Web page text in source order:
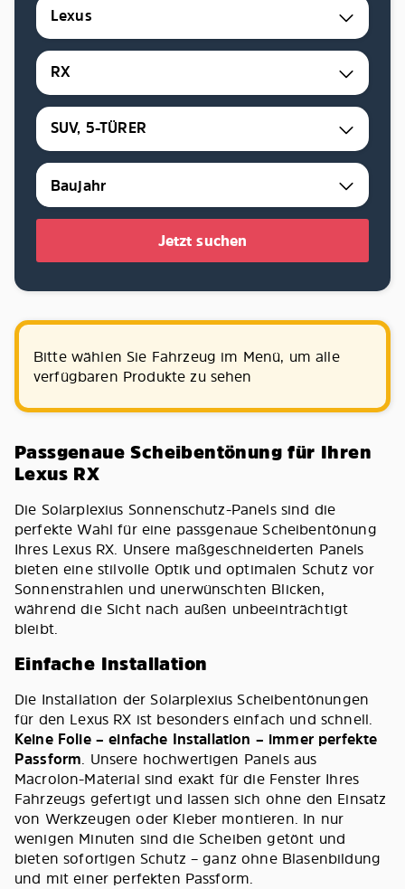
Lexus
RX
SUV, 5-TÜRER
Jetzt suchen
Bitte wählen Sie Fahrzeug im Menü, um alle
verfügbaren Produkte zu sehen
Passgenaue Scheibentönung für Ihren
Lexus RX
Die Solarplexius Sonnenschutz-Panels sind die
perfekte Wahl für eine passgenaue Scheibentönung
Ihres Lexus RX. Unsere maßgeschneiderten Panels
bieten eine stilvolle Optik und optimalen Schutz vor
Sonnenstrahlen und unerwünschten Blicken,
während die Sicht nach außen unbeeinträchtigt
bleibt.
Einfache Installation
Die Installation der Solarplexius Scheibentönungen
für den Lexus RX ist besonders einfach und schnell.
Keine Folie – einfache Installation – immer perfekte
Passform. Unsere hochwertigen Panels aus
Macrolon-Material sind exakt für die Fenster Ihres
Fahrzeugs gefertigt und lassen sich ohne den Einsatz
von Werkzeugen oder Kleber montieren. In nur
wenigen Minuten sind die Scheiben getönt und
bieten sofortigen Schutz – ganz ohne Blasenbildung
und mit einer perfekten Passform.